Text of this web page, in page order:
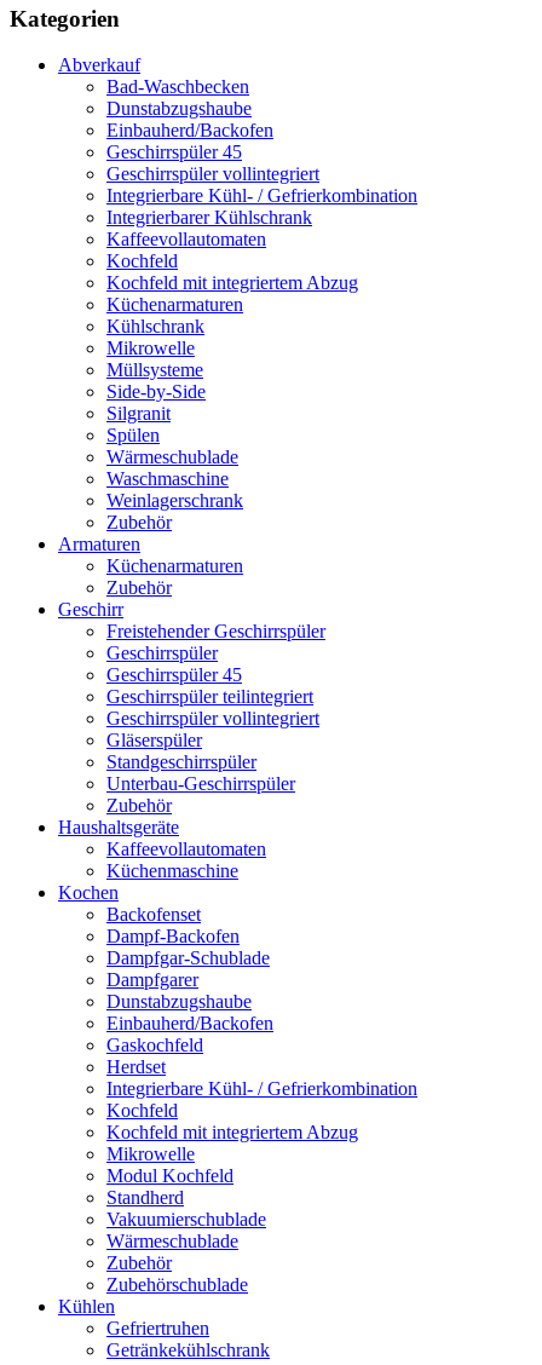
Kategorien
Abverkauf
Bad-Waschbecken
Dunstabzugshaube
Einbauherd/Backofen
Geschirrspüler 45
Geschirrspüler vollintegriert
Integrierbare Kühl- / Gefrierkombination
Integrierbarer Kühlschrank
Kaffeevollautomaten
Kochfeld
Kochfeld mit integriertem Abzug
Küchenarmaturen
Kühlschrank
Mikrowelle
Müllsysteme
Side-by-Side
Silgranit
Spülen
Wärmeschublade
Waschmaschine
Weinlagerschrank
Zubehör
Armaturen
Küchenarmaturen
Zubehör
Geschirr
Freistehender Geschirrspüler
Geschirrspüler
Geschirrspüler 45
Geschirrspüler teilintegriert
Geschirrspüler vollintegriert
Gläserspüler
Standgeschirrspüler
Unterbau-Geschirrspüler
Zubehör
Haushaltsgeräte
Kaffeevollautomaten
Küchenmaschine
Kochen
Backofenset
Dampf-Backofen
Dampfgar-Schublade
Dampfgarer
Dunstabzugshaube
Einbauherd/Backofen
Gaskochfeld
Herdset
Integrierbare Kühl- / Gefrierkombination
Kochfeld
Kochfeld mit integriertem Abzug
Mikrowelle
Modul Kochfeld
Standherd
Vakuumierschublade
Wärmeschublade
Zubehör
Zubehörschublade
Kühlen
Gefriertruhen
Getränkekühlschrank